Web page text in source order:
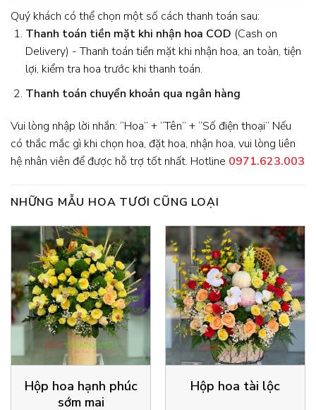
Quý khách có thể chọn một số cách thanh toán sau:
Thanh toán tiền mặt khi nhận hoa COD (Cash on
Delivery) - Thanh toán tiền mặt khi nhận hoa, an toàn, tiện
lợi, kiểm tra hoa trước khi thanh toán.
Thanh toán chuyển khoản qua ngân hàng
Vui lòng nhập lời nhắn: “Hoa” + “Tên” + “Số điện thoại” Nếu
có thắc mắc gì khi chọn hoa, đặt hoa, nhận hoa, vui lòng liên
hệ nhân viên để được hỗ trợ tốt nhất. Hotline 0971.623.003
NHỮNG MẪU HOA TƯƠI CŨNG LOẠI
Hộp hoa hạnh phúc
sớm mai
Hộp hoa tài lộc